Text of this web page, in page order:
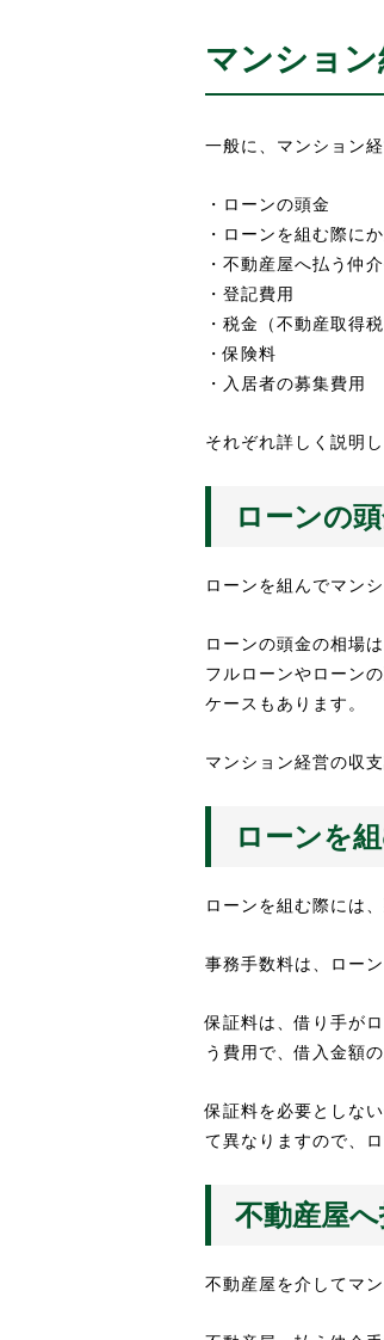
マンショ
一般に、マンション
・ローンの頭金
・ローンを組む際に
・不動産屋へ払う仲
・登記費用
・税金（不動産取得
・保険料
・入居者の募集費用
それぞれ詳しく説明し
ローンの
ローンを組んでマン
ローンの頭金の相場
フルローンやローン
ケースもあります。
マンション経営の収
ローンを
ローンを組む際には
事務手数料は、ロー
保証料は、借り手が
う費用で、借入金額
保証料を必要としな
て異なりますので、
不動産屋
不動産屋を介してマ